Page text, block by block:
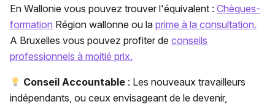
En Wallonie vous pouvez trouver l'équivalent : Chèques-
formation Région wallonne ou la prime à la consultation.
A Bruxelles vous pouvez profiter de conseils
professionnels à moitié prix.
Conseil Accountable : Les nouveaux travailleurs
indépendants, ou ceux envisageant de le devenir,